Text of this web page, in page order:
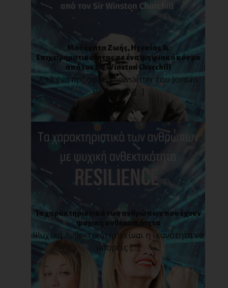
Μαθήματα Ζωής, Ηγεσίας &
Επιχειρηματικότητας σε ένα ψηφιακό κόσμο
από τον Sir Winston Churchill
Από ένα πρόσφατο newsletter του Jordan
Belfort ( W[...]
Τα χαρακτηριστικά των ανθρώπων που έχουν
ψυχική ανθεκτικότητα
Ψυχική Ανθεκτικότητα είναι η ικανότητα να
μπορείς [...]